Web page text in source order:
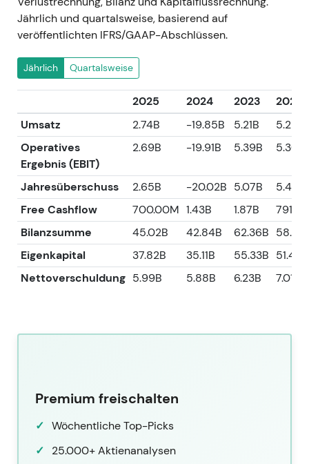
Jährlich und quartalsweise, basierend auf
veröffentlichten IFRS/GAAP-Abschlüssen.
Jährlich Quartalsweise
2025 2024 2023
2022
Umsatz
2.74B -19.85B 5.21B
5.28B
Operatives
Ergebnis (EBIT)
2.69B -19.91B 5.39B 5.30B
Jahresüberschuss 2.65B -20.02B 5.07B
5.49B
Free Cashflow
700.00M 1.43B 1.87B
Bilanzsumme
45.02B 42.84B 62.36B
Eigenkapital
37.82B 35.11B 55.33B 51.42B
Nettoverschuldung 5.99B 5.88B 6.23B 7.01B
Premium freischalten
Wöchentliche Top-Picks
25.000+ Aktienanalysen